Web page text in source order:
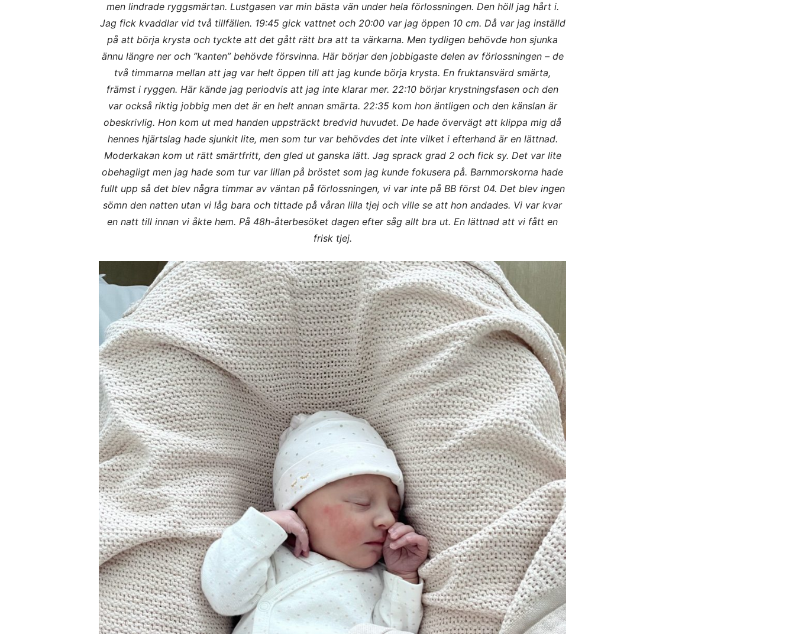
men lindrade ryggsmärtan. Lustgasen var min bästa vän under hela förlossningen. Den höll jag hårt i.
Jag fick kvaddlar vid två tillfällen. 19:45 gick vattnet och 20:00 var jag öppen 10 cm. Då var jag inställd
på att börja krysta och tyckte att det gått rätt bra att ta värkarna. Men tydligen behövde hon sjunka
ännu längre ner och ”kanten” behövde försvinna. Här börjar den jobbigaste delen av förlossningen – de
två timmarna mellan att jag var helt öppen till att jag kunde börja krysta. En fruktansvärd smärta,
främst i ryggen. Här kände jag periodvis att jag inte klarar mer. 22:10 börjar krystningsfasen och den
var också riktig jobbig men det är en helt annan smärta. 22:35 kom hon äntligen och den känslan är
obeskrivlig. Hon kom ut med handen uppsträckt bredvid huvudet. De hade övervägt att klippa mig då
hennes hjärtslag hade sjunkit lite, men som tur var behövdes det inte vilket i efterhand är en lättnad.
Moderkakan kom ut rätt smärtfritt, den gled ut ganska lätt. Jag sprack grad 2 och fick sy. Det var lite
obehagligt men jag hade som tur var lillan på bröstet som jag kunde fokusera på. Barnmorskorna hade
fullt upp så det blev några timmar av väntan på förlossningen, vi var inte på BB först 04. Det blev ingen
sömn den natten utan vi låg bara och tittade på våran lilla tjej och ville se att hon andades. Vi var kvar
en natt till innan vi åkte hem. På 48h-återbesöket dagen efter såg allt bra ut. En lättnad att vi fått en
frisk tjej.